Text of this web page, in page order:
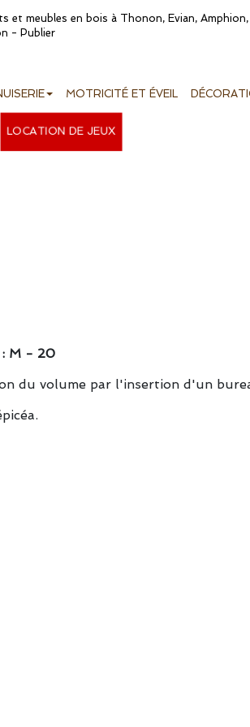
et meubles en bois à Thonon, Evian, Amphion,
- Publier
MOTRICITÉ ET ÉVEIL
LOCATION DE JEUX
: M - 20
du volume par l'insertion d'un